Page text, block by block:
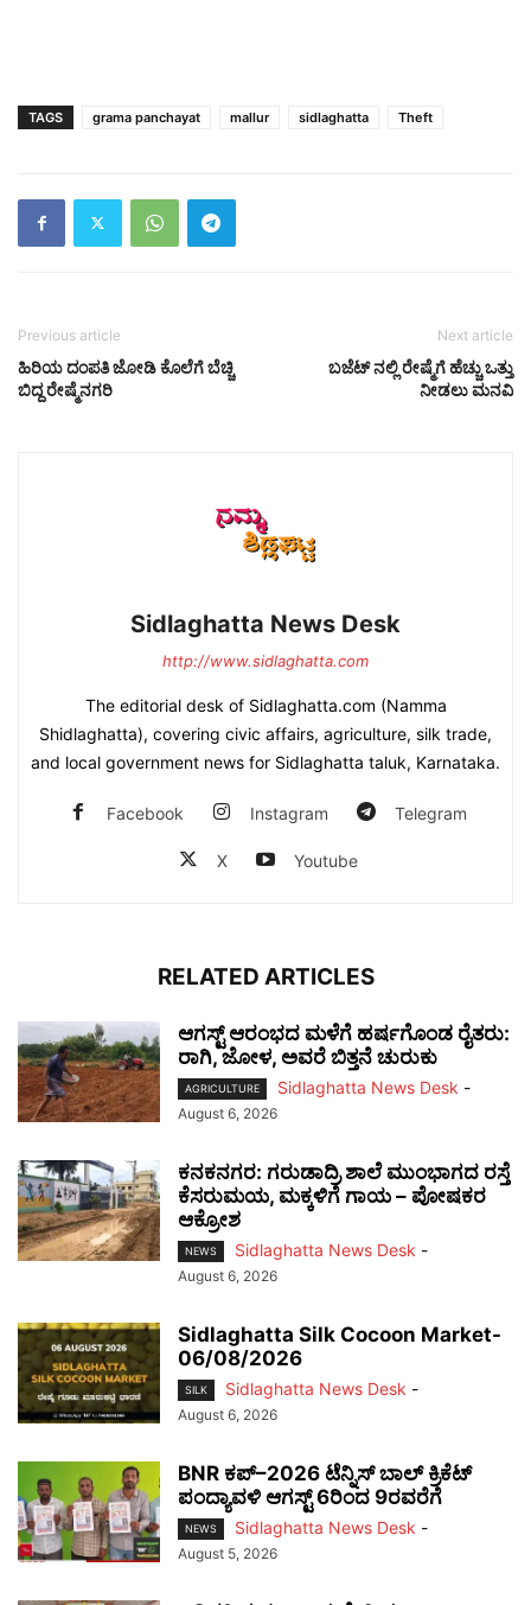
TAGS grama panchayat mallur sidlaghatta Theft
Previous article
ಹಿರಿಯ ದಂಪತಿ ಜೋಡಿ ಕೊಲೆಗೆ ಬೆಚ್ಚಿ
ಬಿದ್ದ ರೇಷ್ಮೆನಗರಿ
Next article
ಬಜೆಟ್ ನಲ್ಲಿ ರೇಷ್ಮೆಗೆ ಹೆಚ್ಚು ಒತ್ತು
ನೀಡಲು ಮನವಿ
Sidlaghatta News Desk
http://www.sidlaghatta.com
The editorial desk of Sidlaghatta.com (Namma
Shidlaghatta), covering civic affairs, agriculture, silk trade,
and local government news for Sidlaghatta taluk, Karnataka.
Facebook Instagram Telegram
X Youtube
RELATED ARTICLES
ಆಗಸ್ಟ್ ಆರಂಭದ ಮಳೆಗೆ ಹರ್ಷಗೊಂಡ ರೈತರು:
ರಾಗಿ, ಜೋಳ, ಅವರೆ ಬಿತ್ತನೆ ಚುರುಕು
AGRICULTURE Sidlaghatta News Desk -
August 6, 2026
ಕನಕನಗರ: ಗರುಡಾದ್ರಿ ಶಾಲೆ ಮುಂಭಾಗದ ರಸ್ತೆ
ಕೆಸರುಮಯ, ಮಕ್ಕಳಿಗೆ ಗಾಯ – ಪೋಷಕರ
ಆಕ್ರೋಶ
NEWS Sidlaghatta News Desk -
August 6, 2026
Sidlaghatta Silk Cocoon Market-
06/08/2026
SILK Sidlaghatta News Desk -
August 6, 2026
BNR ಕಪ್–2026 ಟೆನ್ನಿಸ್ ಬಾಲ್ ಕ್ರಿಕೆಟ್
ಪಂದ್ಯಾವಳಿ ಆಗಸ್ಟ್ 6ರಿಂದ 9ರವರೆಗೆ
NEWS Sidlaghatta News Desk -
August 5, 2026